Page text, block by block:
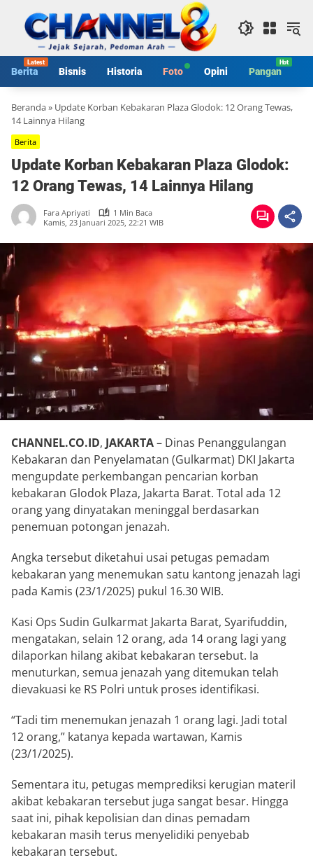
konten
Berita Bisnis Historia Foto Opini Pangan
Beranda» Update Korban Kebakaran Plaza Glodok: 12 Orang Tewas,
14 Lainnya Hilang
Berita
Update Korban Kebakaran Plaza Glodok:
12 Orang Tewas, 14 Lainnya Hilang
Fara Apriyati
1 Min Baca
Kamis, 23 Januari 2025, 22:21 WIB
CHANNEL.CO.ID, JAKARTA– Dinas Penanggulangan
Kebakaran dan Penyelamatan (Gulkarmat) DKI Jakarta
mengupdate perkembangan pencarian korban
kebakaran Glodok Plaza, Jakarta Barat. Total ada 12
orang yang dinyatakan meninggal berdasarkan
penemuan potongan jenazah.
Angka tersebut diketahui usai petugas pemadam
kebakaran yang menemukan satu kantong jenazah lagi
pada Kamis (23/1/2025) pukul 16.30 WIB.
Kasi Ops Sudin Gulkarmat Jakarta Barat, Syarifuddin,
mengatakan, selain 12 orang, ada 14 orang lagi yang
dilaporkan hilang akibat kebakaran tersebut. Ia
menuturkan, semua jenazah yang ditemukan telah
dievakuasi ke RS Polri untuk proses identifikasi.
“Tadi tim menemukan jenazah 1 orang lagi. Jadi total
12 orang,” katanya kepada wartawan, Kamis
(23/1/2025).
Sementara itu, petugas memprediksi kerugian materil
akibat kebakaran tersebut juga sangat besar. Hingga
saat ini, pihak kepolisian dan dinas pemadam
kebakaran masih terus menyelidiki penyebab
kebakaran tersebut.